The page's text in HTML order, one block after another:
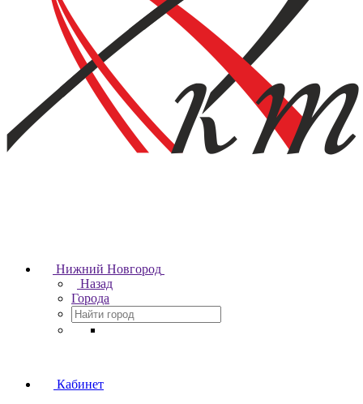
Нижний Новгород
Назад
Города
Кабинет